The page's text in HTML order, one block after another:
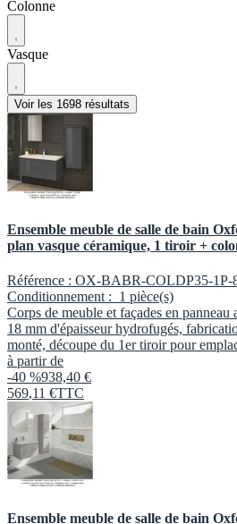
Colonne
Vasque
Voir les 1698 résultats
Ensemble meuble de salle de bain
plan vasque céramique, 1 tiroir +
Référence : OX-BABR-COLDP35-1P-
Conditionnement : 1 pièce(s)
Corps de meuble et façades en panneau
18 mm d'épaisseur hydrofugés,
monté, découpe du 1er tiroir pour
à partir de
-40 %938,40 €
569,11 €TTC
Ensemble meuble de salle de bain